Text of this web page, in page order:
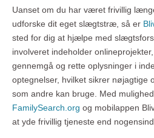
Uanset om du har været frivillig
udforske dit eget slægtstræ, så er
sted for dig at hjælpe med
involveret indeholder
gennemgå og rette oplysninger i
optegnelser, hvilket sikrer nøjagtige
som andre kan bruge. Med
FamilySearch.org og mobilappen
at yde frivillig tjeneste end